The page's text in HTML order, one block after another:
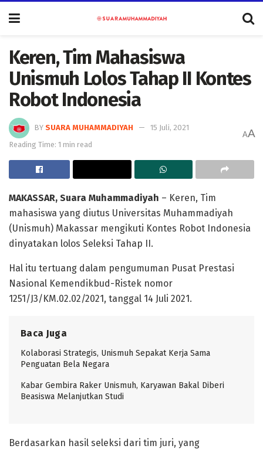
Keren, Tim Mahasiswa
Unismuh Lolos Tahap II Kontes
Robot Indonesia
BY SUARA MUHAMMADIYAH
15 Juli, 2021
Reading Time: 1 min read
AA
MAKASSAR, Suara Muhammadiyah – Keren, Tim
mahasiswa yang diutus Universitas Muhammadiyah
(Unismuh) Makassar mengikuti Kontes Robot Indonesia
dinyatakan lolos Seleksi Tahap II.
Hal itu tertuang dalam pengumuman Pusat Prestasi
Nasional Kemendikbud-Ristek nomor
1251/J3/KM.02.02/2021, tanggal 14 Juli 2021.
Baca Juga
Kolaborasi Strategis, Unismuh Sepakat Kerja Sama
Penguatan Bela Negara
Kabar Gembira Raker Unismuh, Karyawan Bakal Diberi
Beasiswa Melanjutkan Studi
Berdasarkan hasil seleksi dari tim juri, yang